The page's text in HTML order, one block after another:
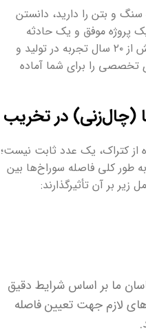
سنگ و بتن را دارید، دانستن
پروژه موفق و یک حادثه
با بیش از ۲۰ سال تجربه در تولید و
تخصصی را برای شما آماده
از کتراک، یک عدد ثابت نیست؛
طور کلی فاصله سوراخ‌ها بین
زیر بر آن تأثیرگذارند:
ما بر اساس شرایط دقیق
لازم جهت تعیین فاصله